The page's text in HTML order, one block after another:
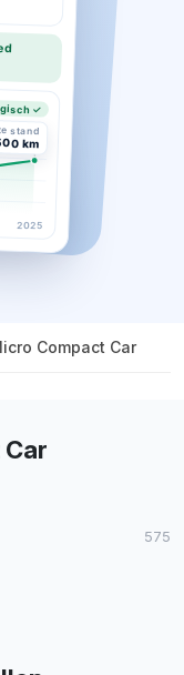
✓
stand
km
2025
Compact Car
575